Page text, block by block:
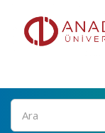
Ara